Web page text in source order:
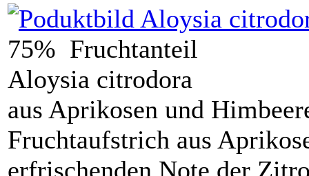
75% Fruchtanteil
Aloysia citrodora
aus Aprikosen und
Fruchtaufstrich aus
erfrischenden Note der